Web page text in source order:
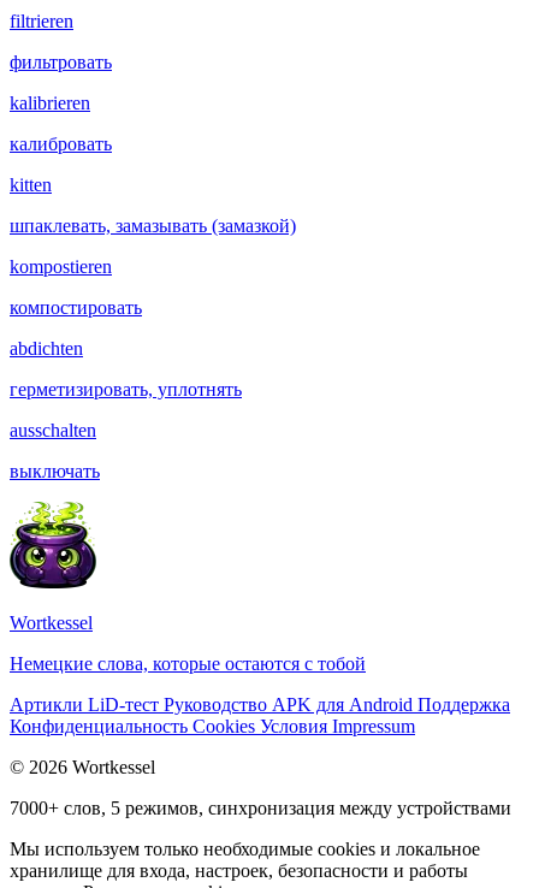
filtrieren
фильтровать
kalibrieren
калибровать
kitten
шпаклевать, замазывать (замазкой)
kompostieren
компостировать
abdichten
герметизировать, уплотнять
ausschalten
выключать
Wortkessel
Немецкие слова, которые остаются с тобой
Артикли LiD-тест Руководство APK для Android Поддержка
Конфиденциальность Cookies Условия Impressum
© 2026 Wortkessel
7000+ слов, 5 режимов, синхронизация между устройствами
Мы используем только необходимые cookies и локальное
хранилище для входа, настроек, безопасности и работы